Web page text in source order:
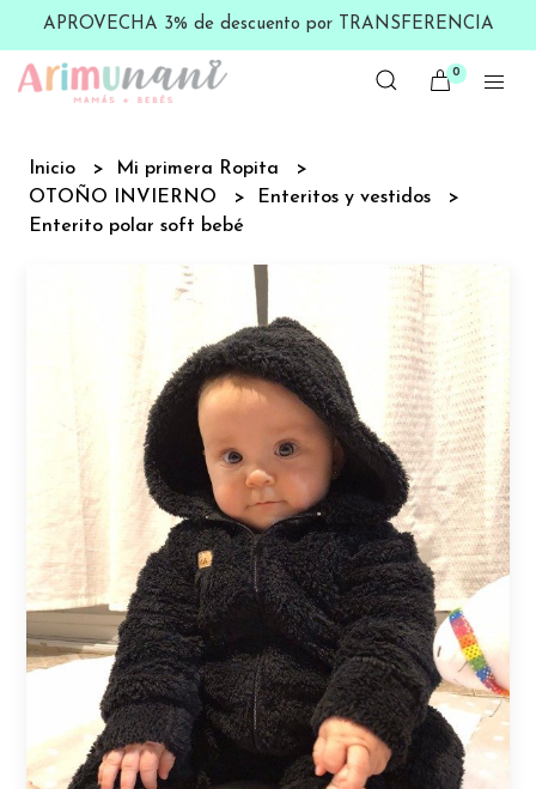
APROVECHA 3% de descuento por TRANSFERENCIA
0
Inicio
Mi primera Ropita
OTOÑO INVIERNO
Enteritos y vestidos
Enterito polar soft bebé